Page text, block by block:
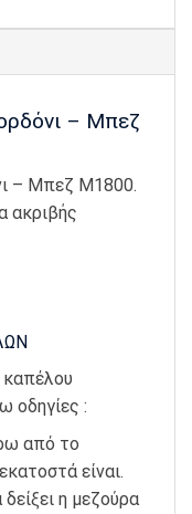
– Μπεζ
– Μπεζ Μ1800.
ακριβής
οδηγίες :
από το
είναι.
η μεζούρα